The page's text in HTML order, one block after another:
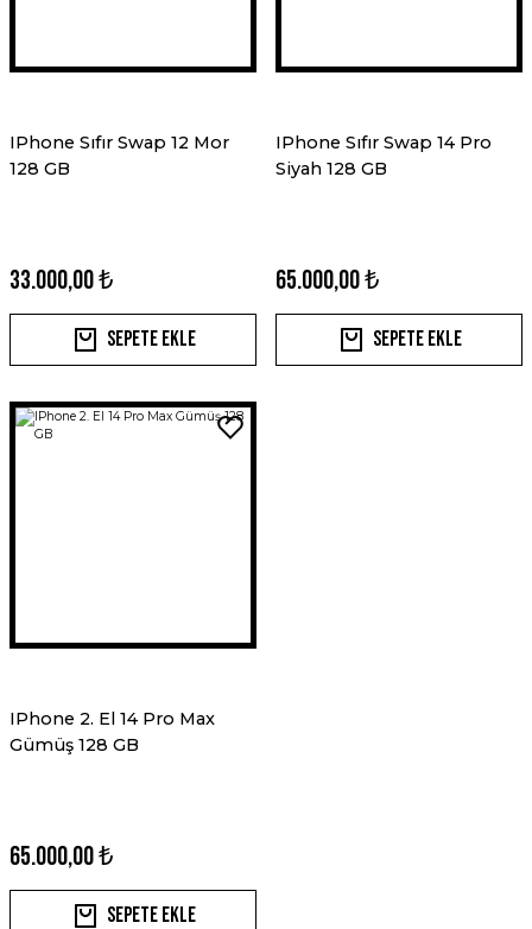
IPhone Sıfır Swap 12 Mor
128 GB
33.000,00 ₺
Sepete Ekle
IPhone Sıfır Swap 14 Pro
Siyah 128 GB
65.000,00 ₺
Sepete Ekle
IPhone 2. El 14 Pro Max
Gümüş 128 GB
65.000,00 ₺
Sepete Ekle